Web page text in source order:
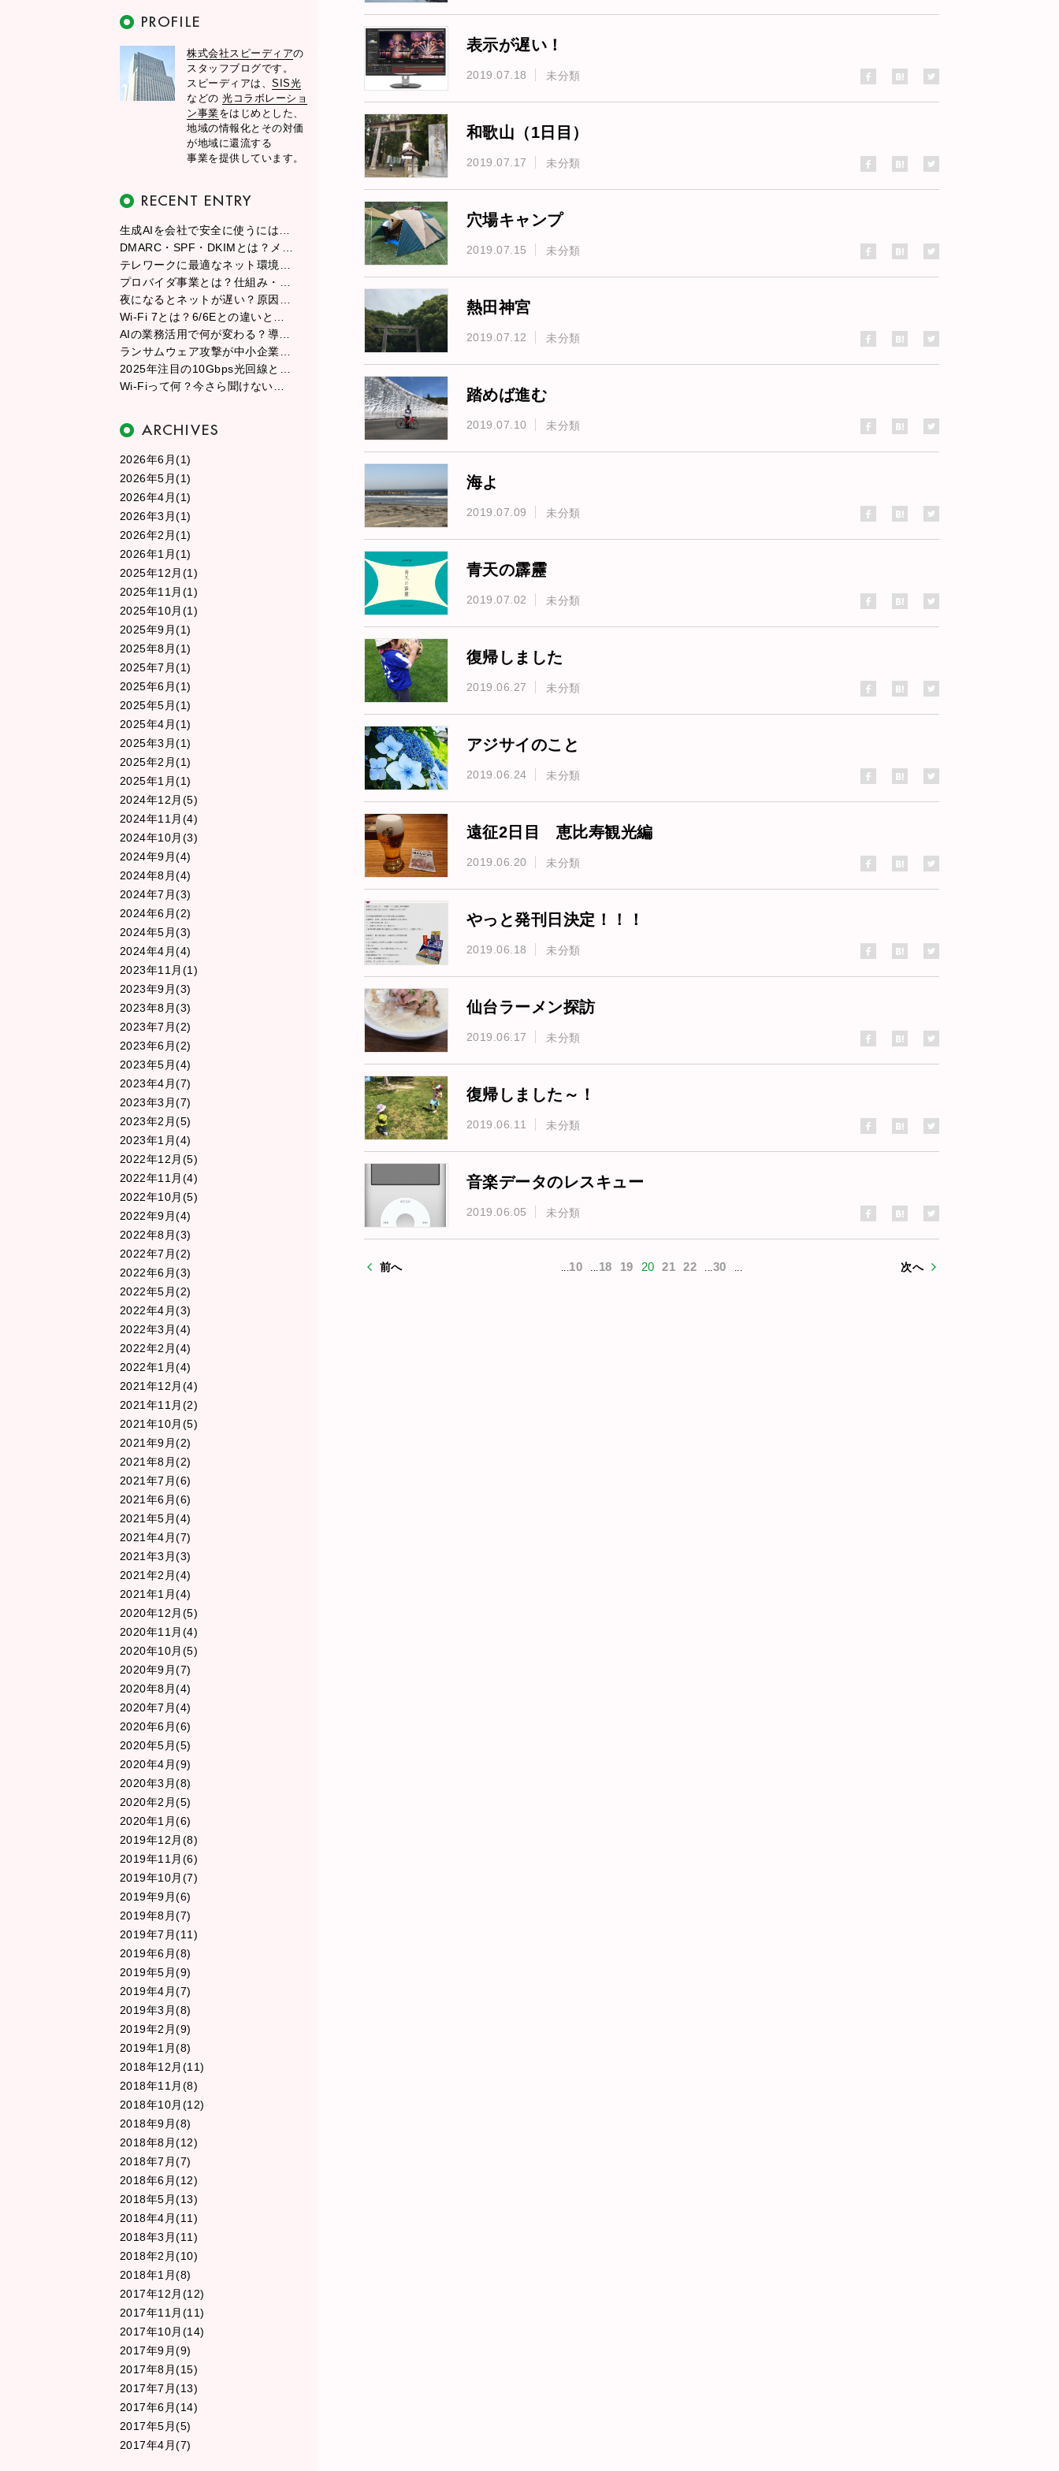
株式会社スピーディアの
スタッフブログです。
スピーディアは、SIS光
などの光コラボレーショ
ン事業をはじめとした、
地域の情報化とその対価
が地域に還流する
事業を提供しています。
生成AIを会社で安全に使うには？情報漏えい・著作権・社内ルールの基本
DMARC・SPF・DKIMとは？メールが届かない原因と送信ドメイン認証の設定ポイント
テレワークに最適なネット環境の作り方｜回線・ルーター・配置のベスト解
プロバイダ事業とは？仕組み・ビジネスモデル・収益構造と始め方をわかりやすく解説
夜になるとネットが遅い？原因と今すぐできる対策をわかりやすく解説
Wi-Fi 7とは？6/6Eとの違いと、今すぐ導入すべきかを徹底解説
AIの業務活用で何が変わる？導入メリットから成功のポイントまで徹底解説
ランサムウェア攻撃が中小企業を狙う理由と、今日からできる実践的な対策
2025年注目の10Gbps光回線とは？従来の光回線との違いを徹底解説
Wi-Fiって何？今さら聞けない無線LANの基本と選び方
2026年6月(1)
2026年5月(1)
2026年4月(1)
2026年3月(1)
2026年2月(1)
2026年1月(1)
2025年12月(1)
2025年11月(1)
2025年10月(1)
2025年9月(1)
2025年8月(1)
2025年7月(1)
2025年6月(1)
2025年5月(1)
2025年4月(1)
2025年3月(1)
2025年2月(1)
2025年1月(1)
2024年12月(5)
2024年11月(4)
2024年10月(3)
2024年9月(4)
2024年8月(4)
2024年7月(3)
2024年6月(2)
2024年5月(3)
2024年4月(4)
2023年11月(1)
2023年9月(3)
2023年8月(3)
2023年7月(2)
2023年6月(2)
2023年5月(4)
2023年4月(7)
2023年3月(7)
2023年2月(5)
2023年1月(4)
2022年12月(5)
2022年11月(4)
2022年10月(5)
2022年9月(4)
2022年8月(3)
2022年7月(2)
2022年6月(3)
2022年5月(2)
2022年4月(3)
2022年3月(4)
2022年2月(4)
2022年1月(4)
2021年12月(4)
2021年11月(2)
2021年10月(5)
2021年9月(2)
2021年8月(2)
2021年7月(6)
2021年6月(6)
2021年5月(4)
2021年4月(7)
2021年3月(3)
2021年2月(4)
2021年1月(4)
2020年12月(5)
2020年11月(4)
2020年10月(5)
2020年9月(7)
2020年8月(4)
2020年7月(4)
2020年6月(6)
2020年5月(5)
2020年4月(9)
2020年3月(8)
2020年2月(5)
2020年1月(6)
2019年12月(8)
2019年11月(6)
2019年10月(7)
2019年9月(6)
2019年8月(7)
2019年7月(11)
2019年6月(8)
2019年5月(9)
2019年4月(7)
2019年3月(8)
2019年2月(9)
2019年1月(8)
2018年12月(11)
2018年11月(8)
2018年10月(12)
2018年9月(8)
2018年8月(12)
2018年7月(7)
2018年6月(12)
2018年5月(13)
2018年4月(11)
2018年3月(11)
2018年2月(10)
2018年1月(8)
2017年12月(12)
2017年11月(11)
2017年10月(14)
2017年9月(9)
2017年8月(15)
2017年7月(13)
2017年6月(14)
2017年5月(5)
2017年4月(7)
表示が遅い！
2019.07.18 未分類
和歌山（1日目）
2019.07.17 未分類
穴場キャンプ
2019.07.15 未分類
熱田神宮
2019.07.12 未分類
踏めば進む
2019.07.10 未分類
海よ
2019.07.09 未分類
青天の霹靂
2019.07.02 未分類
復帰しました
2019.06.27 未分類
アジサイのこと
2019.06.24 未分類
遠征2日目 恵比寿観光編
2019.06.20 未分類
やっと発刊日決定！！！
2019.06.18 未分類
仙台ラーメン探訪
2019.06.17 未分類
復帰しました～！
2019.06.11 未分類
音楽データのレスキュー
2019.06.05 未分類
前へ ...10 ...18 19 20 21 22 ...30 ... 次へ